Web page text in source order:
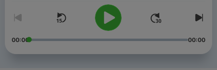
00:00 00:00